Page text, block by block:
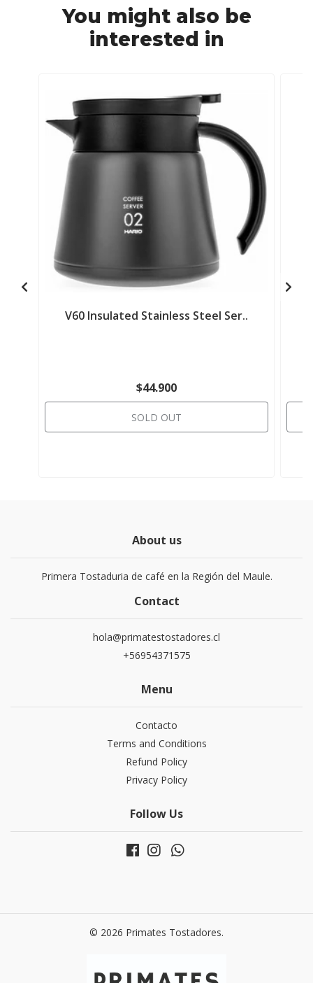
You might also be
interested in
V60 Insulated Stainless Steel Ser..
$44.900
SOLD OUT
About us
Primera Tostaduria de café en la Región del Maule.
Contact
hola@primatestostadores.cl
+56954371575
Menu
Contacto
Terms and Conditions
Refund Policy
Privacy Policy
Follow Us
© 2026 Primates Tostadores.